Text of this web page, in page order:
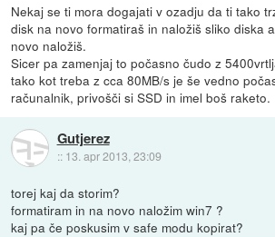
Nekaj se ti mora dogajati v ozadju da ti tako
disk na novo formatiraš in naložiš sliko diska
novo naložiš.
Sicer pa zamenjaj to počasno čudo z
tako kot treba z cca 80MB/s je še vedno
računalnik, privošči si SSD in imel boš raketo.
Gutjerez
:: 13. apr 2013, 23:09
torej kaj da storim?
formatiram in na novo naložim win7 ?
kaj pa če poskusim v safe modu kopirat?